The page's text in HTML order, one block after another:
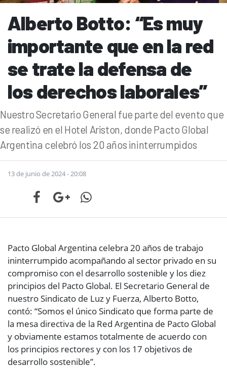
Alberto Botto: “Es muy
importante que en la red
se trate la defensa de
los derechos laborales”
Nuestro Secretario General fue parte del evento que
se realizó en el Hotel Ariston, donde Pacto Global
Argentina celebró los 20 años ininterrumpidos
13 de junio de 2024 - 20:08
Pacto Global Argentina celebra 20 años de trabajo
ininterrumpido acompañando al sector privado en su
compromiso con el desarrollo sostenible y los diez
principios del Pacto Global. El Secretario General de
nuestro Sindicato de Luz y Fuerza, Alberto Botto,
contó: “Somos el único Sindicato que forma parte de
la mesa directiva de la Red Argentina de Pacto Global
y obviamente estamos totalmente de acuerdo con
los principios rectores y con los 17 objetivos de
desarrollo sostenible”.